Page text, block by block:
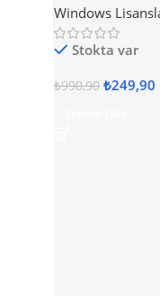
Windows
Stokta var
₺990,90 ₺249,90